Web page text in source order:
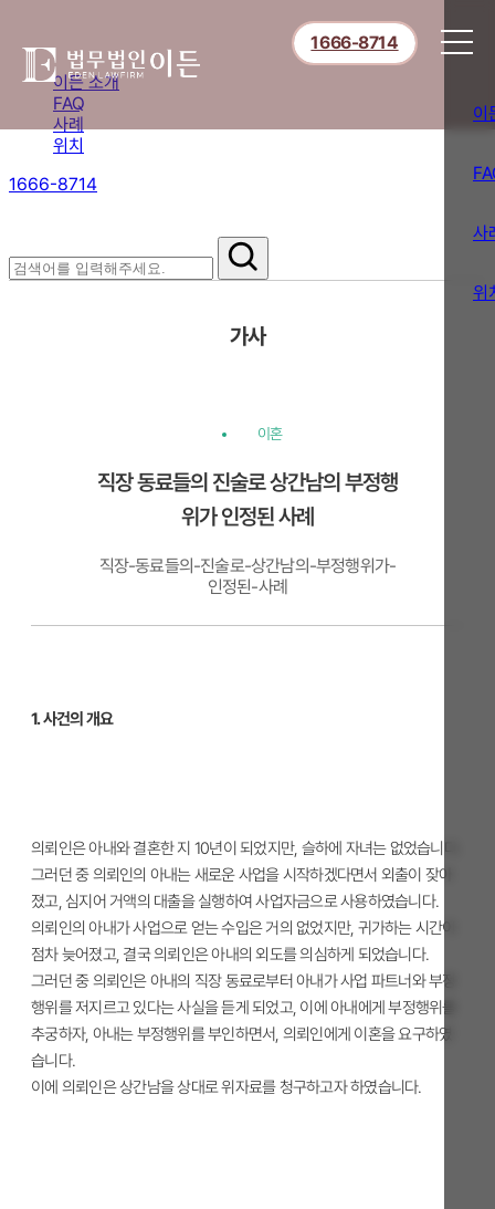
이든 소개
FAQ
사례
위치
1666-8714
1666-8714
이
사
위
가사
이혼
직장 동료들의 진술로 상간남의 부정행
위가 인정된 사례
직장-동료들의-진술로-상간남의-부정행위가-
인정된-사례
1. 사건의 개요
의뢰인은 아내와 결혼한 지 10년이 되었지만, 슬하에 자녀는 없었습니다.
그러던 중 의뢰인의 아내는 새로운 사업을 시작하겠다면서 외출이 잦아
졌고, 심지어 거액의 대출을 실행하여 사업자금으로 사용하였습니다.
의뢰인의 아내가 사업으로 얻는 수입은 거의 없었지만, 귀가하는 시간이
점차 늦어졌고, 결국 의뢰인은 아내의 외도를 의심하게 되었습니다.
그러던 중 의뢰인은 아내의 직장 동료로부터 아내가 사업 파트너와 부정
행위를 저지르고 있다는 사실을 듣게 되었고, 이에 아내에게 부정행위를
추궁하자, 아내는 부정행위를 부인하면서, 의뢰인에게 이혼을 요구하였
습니다.
이에 의뢰인은 상간남을 상대로 위자료를 청구하고자 하였습니다.